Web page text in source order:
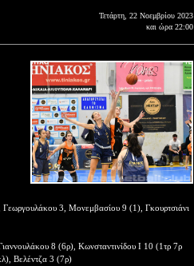
Τετάρτη, 22 Νοεμβρίου 2023
και ώρα 22:00
3, Μονεμβασίου 9 (1), Γκουρτσιάνι
8 (6ρ), Κωνσταντινίδου Ι 10 (1τρ 7ρ
Βελέντζα 3 (7ρ)